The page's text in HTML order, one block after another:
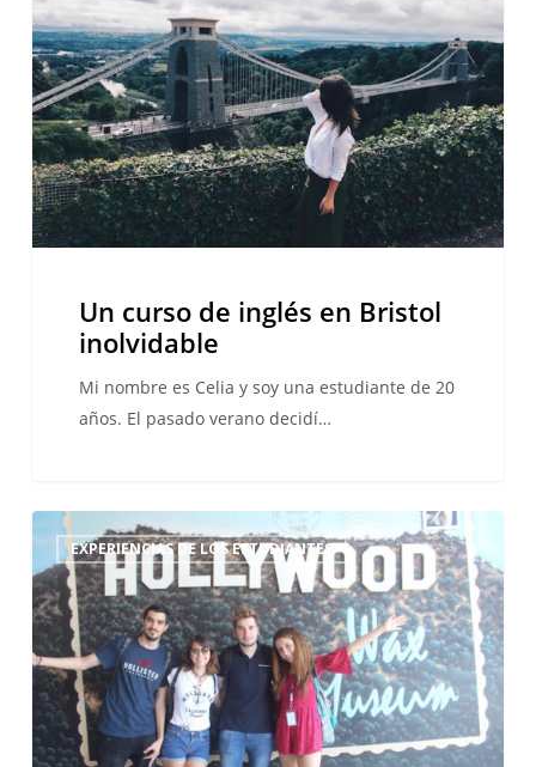
de
inglés
en
Bristol
inolvidable
Un curso de inglés en Bristol
inolvidable
Mi nombre es Celia y soy una estudiante de 20
años. El pasado verano decidí…
sueño
americano
en
Los
Ángeles
EXPERIENCIAS DE LOS ESTUDIANTES